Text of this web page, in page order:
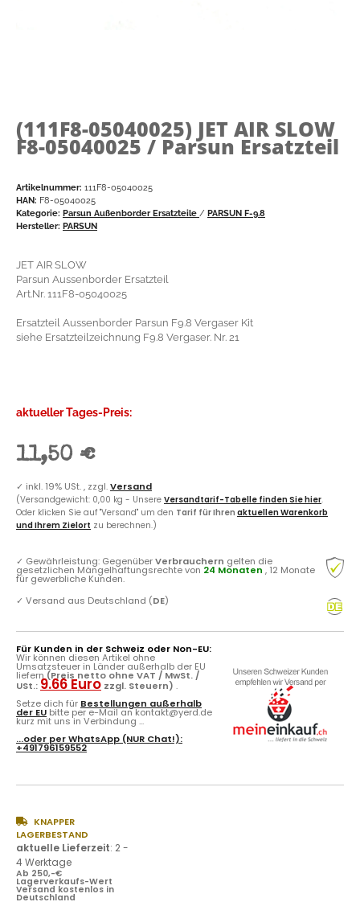
(111F8-05040025) JET AIR SLOW
F8-05040025 / Parsun Ersatzteil
Artikelnummer: 111F8-05040025
HAN: F8-05040025
Kategorie: Parsun Außenborder Ersatzteile / PARSUN F-9.8
Hersteller: PARSUN
JET AIR SLOW
Parsun Aussenborder Ersatzteil
Art.Nr. 111F8-05040025
Ersatzteil Aussenborder Parsun F9.8 Vergaser Kit
siehe Ersatzteilzeichnung F9.8 Vergaser. Nr. 21
aktueller Tages-Preis:
11,50 €
✓ inkl. 19% USt. , zzgl.Versand
(Versandgewicht: 0,00 kg - Unsere Versandtarif-Tabelle finden Sie hier.
Oder klicken Sie auf "Versand" um den Tarif für Ihren aktuellen Warenkorb
und Ihrem Zielort zu berechnen.)
✓ Gewährleistung: GegenüberVerbrauchern gelten die
gesetzlichen Mängelhaftungsrechte von 24 Monaten , 12 Monate
für gewerbliche Kunden.
✓ Versand aus Deutschland (DE)
Für Kunden in der Schweiz oder Non-EU:
Wir können diesen Artikel ohne
Umsatzsteuer in Länder außerhalb der EU
liefern(Preis netto ohne VAT / MwSt. /
USt.: 9.66 Euro zzgl. Steuern) .
Setze dich für Bestellungen außerhalb
der EU bitte per e-Mail an kontakt@yerd.de
kurz mit uns in Verbindung ...
...oder perWhatsApp (NUR Chat!):
+491796159552
KNAPPER
LAGERBESTAND
aktuelle Lieferzeit: 2 -
4 Werktage
Ab 250,-€
Lagerverkaufs-Wert
Versand kostenlos in
Deutschland